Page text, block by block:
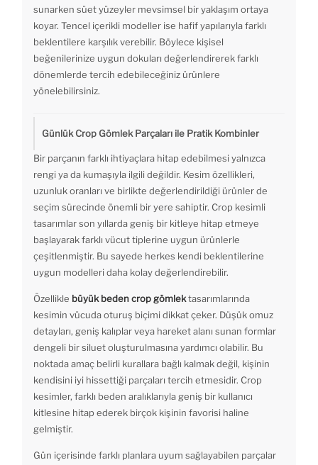
sunarken süet yüzeyler mevsimsel bir yaklaşım ortaya
koyar. Tencel içerikli modeller ise hafif yapılarıyla farklı
beklentilere karşılık verebilir. Böylece kişisel
beğenilerinize uygun dokuları değerlendirerek farklı
dönemlerde tercih edebileceğiniz ürünlere
yönelebilirsiniz.
Günlük Crop Gömlek Parçaları ile Pratik Kombinler
Bir parçanın farklı ihtiyaçlara hitap edebilmesi yalnızca
rengi ya da kumaşıyla ilgili değildir. Kesim özellikleri,
uzunluk oranları ve birlikte değerlendirildiği ürünler de
seçim sürecinde önemli bir yere sahiptir. Crop kesimli
tasarımlar son yıllarda geniş bir kitleye hitap etmeye
başlayarak farklı vücut tiplerine uygun ürünlerle
çeşitlenmiştir. Bu sayede herkes kendi beklentilerine
uygun modelleri daha kolay değerlendirebilir.
Özellikle büyük beden crop gömlektasarımlarında
kesimin vücuda oturuş biçimi dikkat çeker. Düşük omuz
detayları, geniş kalıplar veya hareket alanı sunan formlar
dengeli bir siluet oluşturulmasına yardımcı olabilir. Bu
noktada amaç belirli kurallara bağlı kalmak değil, kişinin
kendisini iyi hissettiği parçaları tercih etmesidir. Crop
kesimler, farklı beden aralıklarıyla geniş bir kullanıcı
kitlesine hitap ederek birçok kişinin favorisi haline
gelmiştir.
Gün içerisinde farklı planlara uyum sağlayabilen parçalar